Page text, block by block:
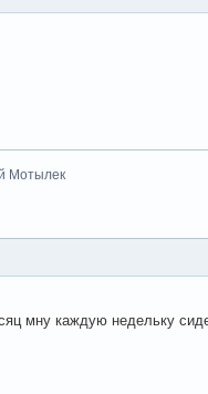
Мотылек
мну каждую недельку